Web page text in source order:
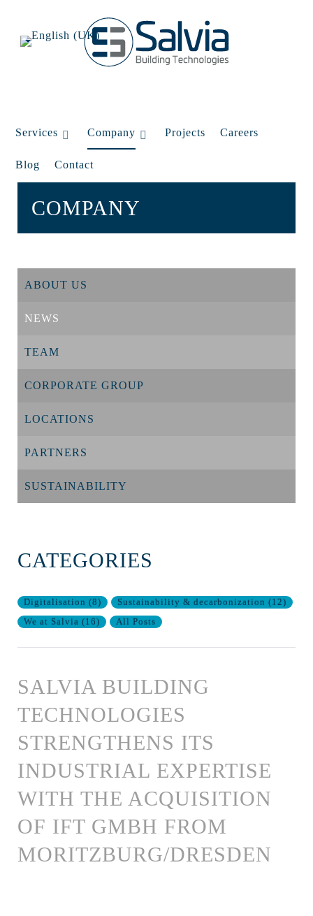
Services Company Projects Careers
Blog Contact
COMPANY
ABOUT US
NEWS
TEAM
CORPORATE GROUP
LOCATIONS
PARTNERS
SUSTAINABILITY
CATEGORIES
Digitalisation (8) Sustainability & decarbonization (12)
We at Salvia (16) All Posts
SALVIA BUILDING
TECHNOLOGIES
STRENGTHENS ITS
INDUSTRIAL EXPERTISE
WITH THE ACQUISITION
OF IFT GMBH FROM
MORITZBURG/DRESDEN